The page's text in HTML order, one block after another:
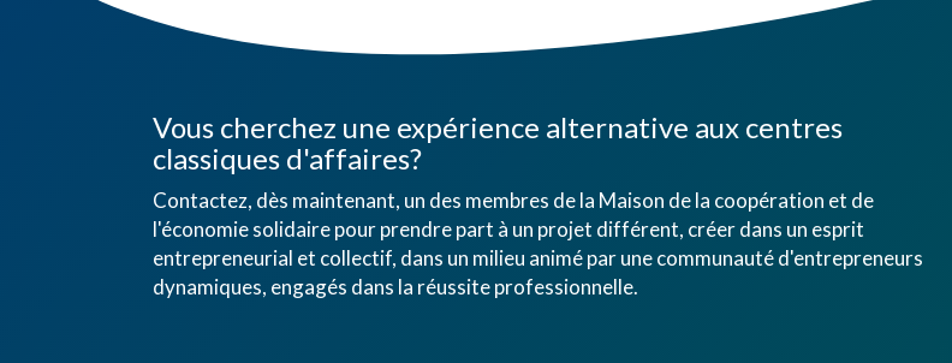
Vous cherchez une expérience alternative aux centres
classiques d'affaires?
Contactez, dès maintenant, un des membres de la Maison de la coopération et de
l'économie solidaire pour prendre part à un projet différent, créer dans un esprit
entrepreneurial et collectif, dans un milieu animé par une communauté d'entrepreneurs
dynamiques, engagés dans la réussite professionnelle.